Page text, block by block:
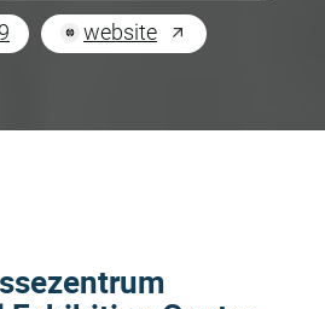
website